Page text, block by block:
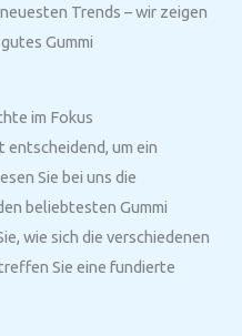
Trends – wir zeigen
Gummi
im Fokus
entscheidend, um ein
Sie bei uns die
beliebtesten Gummi
wie sich die verschiedenen
Sie eine fundierte